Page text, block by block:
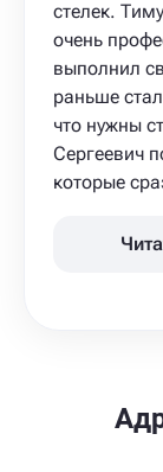
стелек.
очень
выполнил
раньше
что нужны
Сергеевич
которые